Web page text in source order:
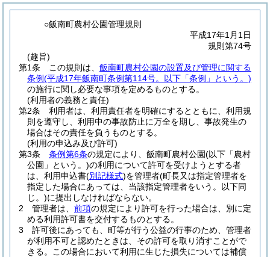
○飯南町農村公園管理規則
平成17年1月1日
規則第74号
(趣旨)
第1条
この規則は、 飯南町農村公園の設置及び管理に関する
条例(平成17年飯南町条例第114号。以下「条例」という。)
の施行に関し必要な事項を定めるものとする。
(利用者の義務と責任)
第2条
利用者は、利用責任者を明確にするとともに、利用規
則を遵守し、利用中の事故防止に万全を期し、事故発生の
場合はその責任を負うものとする。
(利用の申込み及び許可)
第3条
条例第6条の規定により、飯南町農村公園(以下「農村
公園」という。)の利用について許可を受けようとする者
は、利用申込書(別記様式)を管理者(町長又は指定管理者を
指定した場合にあっては、当該指定管理者をいう。以下同
じ。)に提出しなければならない。
2
管理者は、 前項の規定により許可を行った場合は、別に定
める利用許可書を交付するものとする。
3
許可後にあっても、町等が行う公益の行事のため、管理者
が利用不可と認めたときは、その許可を取り消すことがで
きる。
この場合において利用に生じた損失については補償